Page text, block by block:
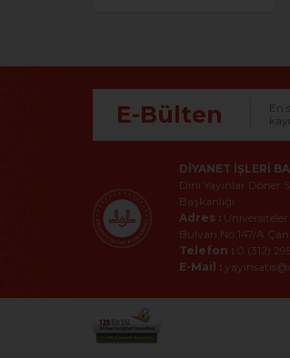
E-Bülten
En
DIYANET İŞLERI
Dini Yayınlar Döner
Başkanlığı
Adres :
Bulvarı No:147/A
Telefon : 0 (312)
E-Mail :